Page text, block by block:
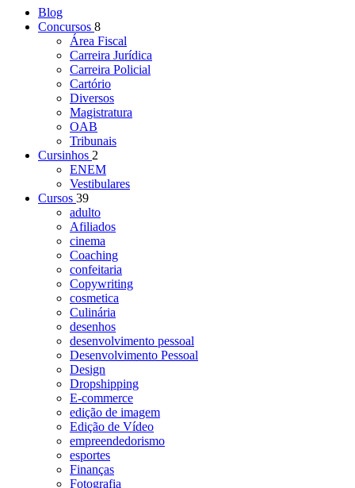
Blog
Concursos 8
Área Fiscal
Carreira Jurídica
Carreira Policial
Cartório
Diversos
Magistratura
OAB
Tribunais
Cursinhos 2
ENEM
Vestibulares
Cursos 39
adulto
Afiliados
cinema
Coaching
confeitaria
Copywriting
cosmetica
Culinária
desenhos
desenvolvimento pessoal
Desenvolvimento Pessoal
Design
Dropshipping
E-commerce
edição de imagem
Edição de Vídeo
empreendedorismo
esportes
Finanças
Fotografia